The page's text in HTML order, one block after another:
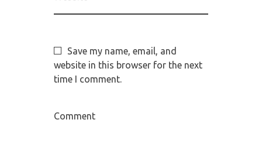
Save my name, email, and
website in this browser for the next
time I comment.
Comment